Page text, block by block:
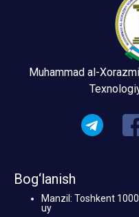
Muhammad al-
Bog‘lanish
Manzil: Toshkent
uy